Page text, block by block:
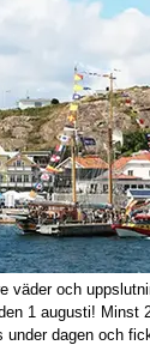
väder och
1 augusti! Minst
under dagen och